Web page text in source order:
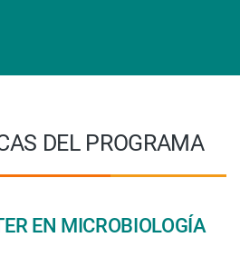
DEL PROGRAMA
EN MICROBIOLOGÍA